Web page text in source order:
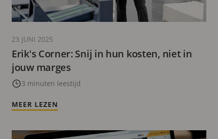
Erik's Corner: Snij in hun kosten, niet in
jouw marges
3 minuten leestijd
23 JUNI 2025
MEER LEZEN